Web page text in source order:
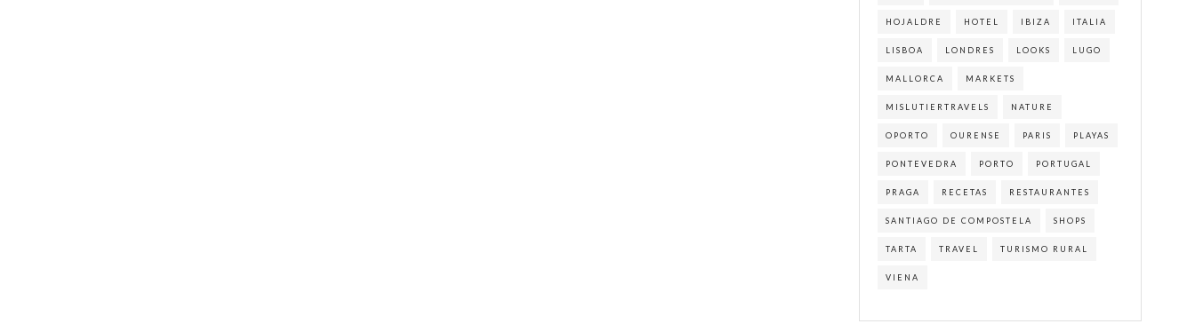
HOJALDRE HOTEL IBIZA ITALIA
LISBOA LONDRES LOOKS LUGO
MALLORCA MARKETS
MISLUTIERTRAVELS NATURE
OPORTO OURENSE PARIS PLAYAS
PONTEVEDRA PORTO PORTUGAL
PRAGA RECETAS RESTAURANTES
SANTIAGO DE COMPOSTELA SHOPS
TARTA TRAVEL TURISMO RURAL
VIENA